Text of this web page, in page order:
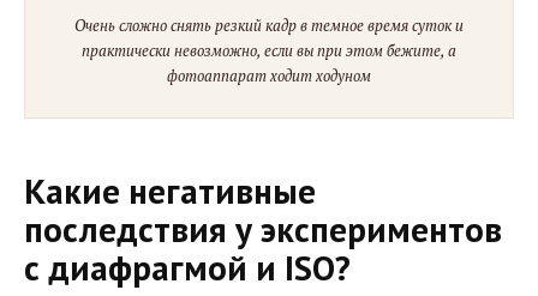
Очень сложно снять резкий кадр в темное время суток и
практически невозможно, если вы при этом бежите, а
фотоаппарат ходит ходуном
Какие негативные
последствия у экспериментов
с диафрагмой и ISO?